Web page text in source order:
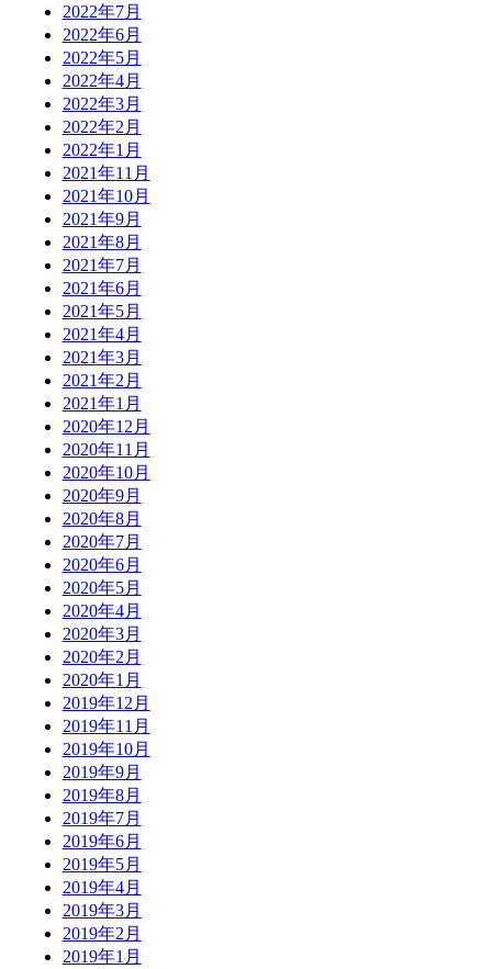
2022年7月
2022年6月
2022年5月
2022年4月
2022年3月
2022年2月
2022年1月
2021年11月
2021年10月
2021年9月
2021年8月
2021年7月
2021年6月
2021年5月
2021年4月
2021年3月
2021年2月
2021年1月
2020年12月
2020年11月
2020年10月
2020年9月
2020年8月
2020年7月
2020年6月
2020年5月
2020年4月
2020年3月
2020年2月
2020年1月
2019年12月
2019年11月
2019年10月
2019年9月
2019年8月
2019年7月
2019年6月
2019年5月
2019年4月
2019年3月
2019年2月
2019年1月